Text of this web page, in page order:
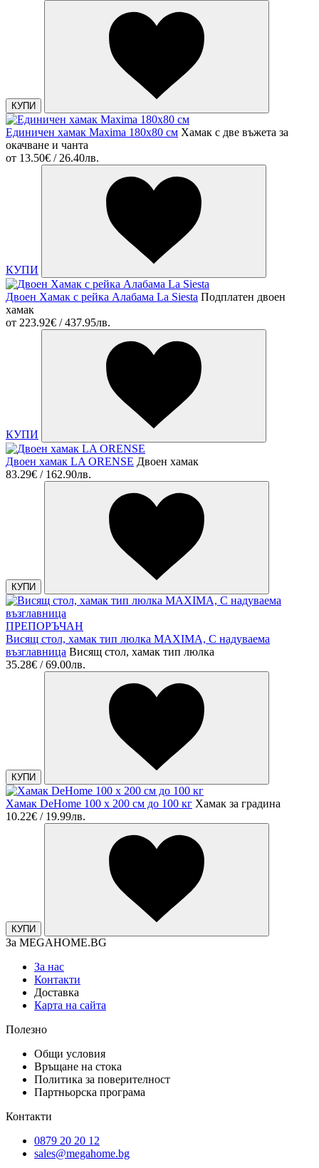
КУПИ
Единичен хамак Maxima 180x80 см Хамак с две въжета за
окачване и чанта
от 13.50€ / 26.40лв.
КУПИ
Двоен Хамак с рейка Алабама La Siesta Подплатен двоен
хамак
от 223.92€ / 437.95лв.
КУПИ
Двоен хамак LA ORENSE Двоен хамак
83.29€ / 162.90лв.
КУПИ
ПРЕПОРЪЧАН
Висящ стол, хамак тип люлка MAXIMA, С надуваема
възглавница Висящ стол, хамак тип люлка
35.28€ / 69.00лв.
КУПИ
Хамак DeHome 100 x 200 cм до 100 кг Хамак за градина
10.22€ / 19.99лв.
КУПИ
За MEGAHOME.BG
За нас
Контакти
Доставка
Карта на сайта
Полезно
Общи условия
Връщане на стока
Политика за поверителност
Партньорска програма
Контакти
0879 20 20 12
sales@megahome.bg